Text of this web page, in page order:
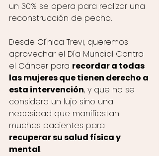
un 30% se opera para realizar una
reconstrucción de pecho.
Desde Clínica Trevi, queremos
aprovechar el Día Mundial Contra
el Cáncer para recordar a todas
las mujeres que tienen derecho a
esta intervención, y que no se
considera un lujo sino una
necesidad que manifiestan
muchas pacientes para
recuperar su salud física y
mental.